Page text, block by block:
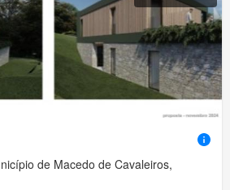
de Macedo de Cavaleiros,